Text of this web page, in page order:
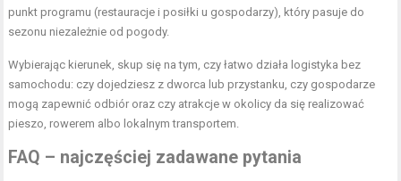
punkt programu (restauracje i posiłki u gospodarzy), który pasuje do
sezonu niezależnie od pogody.
Wybierając kierunek, skup się na tym, czy łatwo działa logistyka bez
samochodu: czy dojedziesz z dworca lub przystanku, czy gospodarze
mogą zapewnić odbiór oraz czy atrakcje w okolicy da się realizować
pieszo, rowerem albo lokalnym transportem.
FAQ – najczęściej zadawane pytania